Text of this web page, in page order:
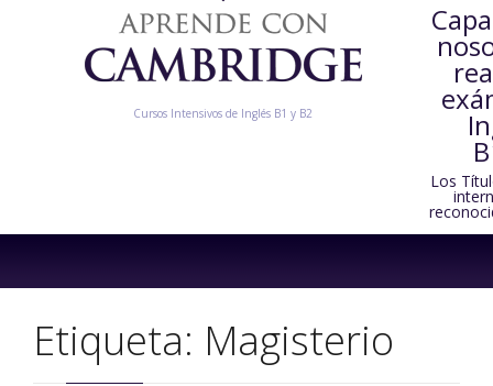
Cursos Intensivos de Inglés B1 y B2
Los
content
Etiqueta: Magisterio